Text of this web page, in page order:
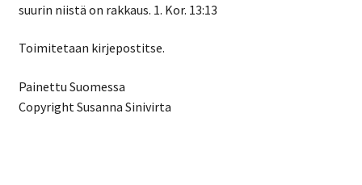
suurin niistä on rakkaus. 1. Kor. 13:13
Toimitetaan kirjepostitse.
Painettu Suomessa
Copyright Susanna Sinivirta